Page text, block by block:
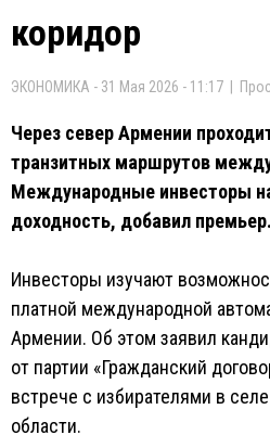
коридор
ЭКОНОМИКА - 31 Мая 2026 - 11:17 |
Через север Армении
транзитных маршрутов
Международные инвесторы
доходность, добавил премьер.
Инвесторы изучают
платной международной
Армении. Об этом заявил
от партии «Гражданский
встрече с избирателями в
области.